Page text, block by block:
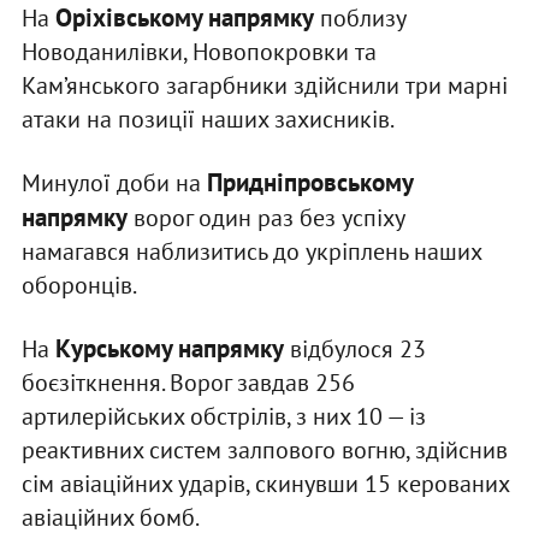
На Оріхівському напрямкупоблизу
Новоданилівки, Новопокровки та
Кам’янського загарбники здійснили три марні
атаки на позиції наших захисників.
Минулої доби на Придніпровському
напрямкуворог один раз без успіху
намагався наблизитись до укріплень наших
оборонців.
На Курському напрямкувідбулося 23
боєзіткнення. Ворог завдав 256
артилерійських обстрілів, з них 10 — із
реактивних систем залпового вогню, здійснив
сім авіаційних ударів, скинувши 15 керованих
авіаційних бомб.